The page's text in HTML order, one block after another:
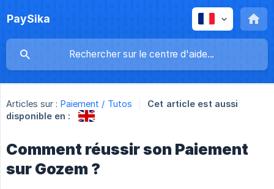
PaySika
Articles sur : Paiement / Tutos
Cet article est aussi
disponible en :
Comment réussir son Paiement
sur Gozem ?